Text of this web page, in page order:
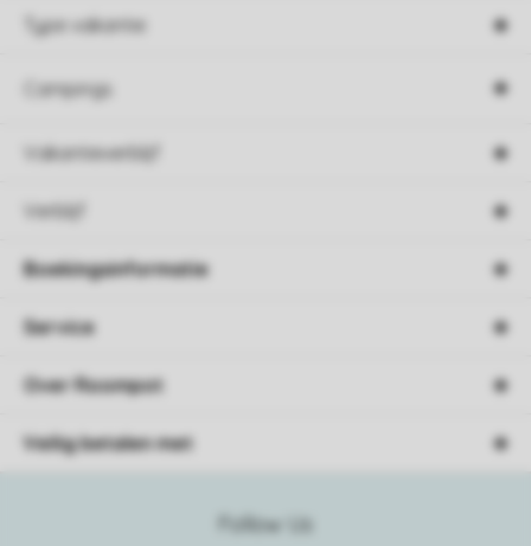
Type vakantie
Campings
Vakantieverblijf
Verblijf
Follow Us
Boekingsinformatie
Service
Over Roompot
Veilig betalen met